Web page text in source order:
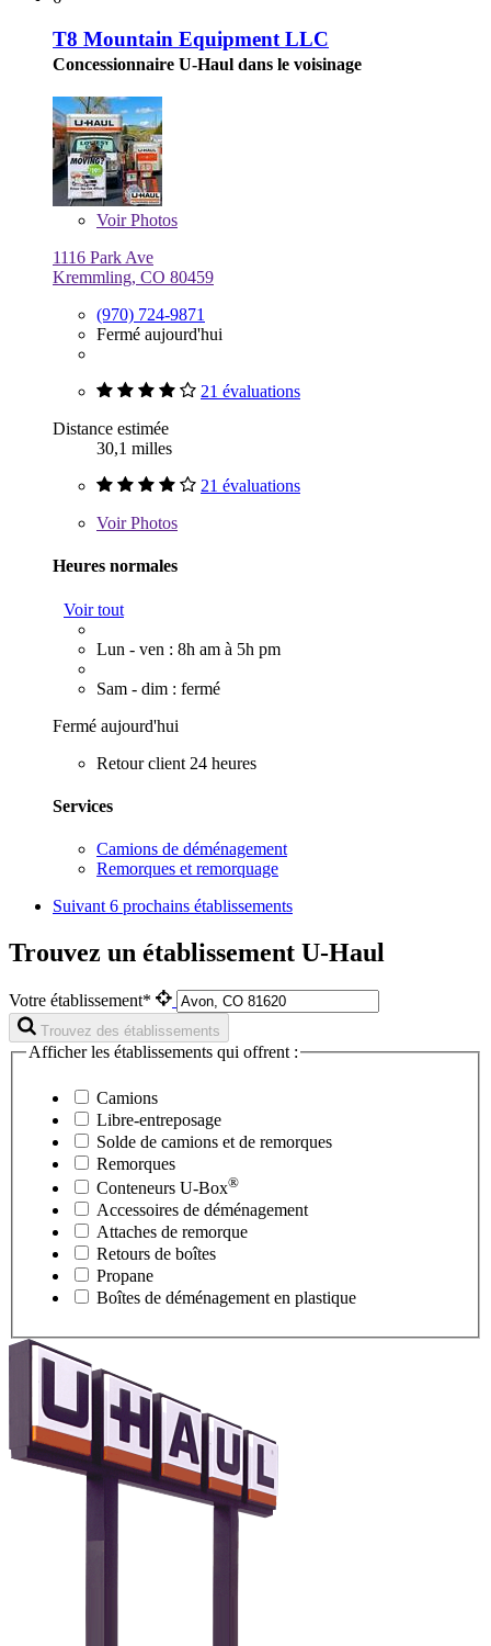
T8 Mountain Equipment LLC
Concessionnaire U-Haul dans le voisinage
VoirPhotos
1116 Park Ave
Kremmling, CO 80459
(970) 724-9871
Fermé aujourd'hui
21 évaluations
Distance estimée
30,1 milles
21 évaluations
VoirPhotos
Heures normales
Voir tout
Lun - ven : 8h am à 5h pm
Sam - dim : fermé
Fermé aujourd'hui
Retour client 24 heures
Services
Camions de déménagement
Remorques et remorquage
Suivant 6 prochains établissements
Trouvez un établissement U-Haul
Votre établissement*
Trouvez des établissements
Afficher les établissements qui offrent :
Camions
Libre-entreposage
Solde de camions et de remorques
Remorques
Conteneurs U-Box®
Accessoires de déménagement
Attaches de remorque
Retours de boîtes
Propane
Boîtes de déménagement en plastique